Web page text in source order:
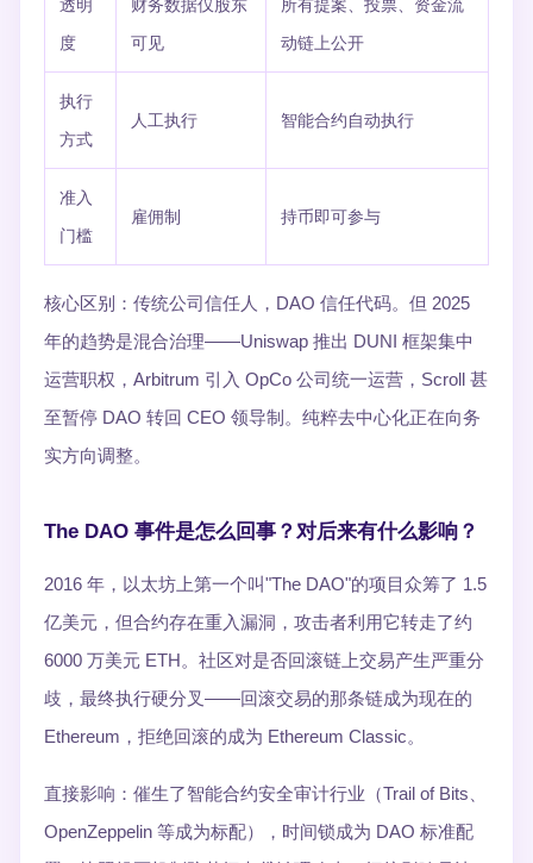
透明
度
财务数据仅股东
可见
所有提案、投票、资金流
动链上公开
执行
方式
人工执行 智能合约自动执行
准入
门槛
雇佣制 持币即可参与
核心区别：传统公司信任人，DAO 信任代码。但 2025
年的趋势是混合治理——Uniswap 推出 DUNI 框架集中
运营职权，Arbitrum 引入 OpCo 公司统一运营，Scroll 甚
至暂停 DAO 转回 CEO 领导制。纯粹去中心化正在向务
实方向调整。
The DAO 事件是怎么回事？对后来有什么影响？
2016 年，以太坊上第一个叫"The DAO"的项目众筹了 1.5
亿美元，但合约存在重入漏洞，攻击者利用它转走了约
6000 万美元 ETH。社区对是否回滚链上交易产生严重分
歧，最终执行硬分叉——回滚交易的那条链成为现在的
Ethereum，拒绝回滚的成为 Ethereum Classic。
直接影响：催生了智能合约安全审计行业（Trail of Bits、
OpenZeppelin 等成为标配），时间锁成为 DAO 标准配